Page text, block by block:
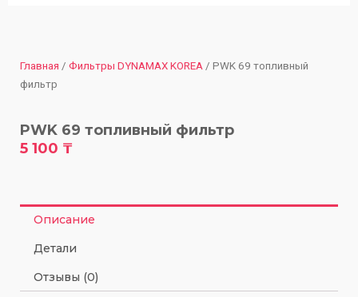
Главная / Фильтры DYNAMAX KOREA / PWK 69 топливный
фильтр
PWK 69 топливный фильтр
5 100 ₸
Описание
Детали
Отзывы (0)